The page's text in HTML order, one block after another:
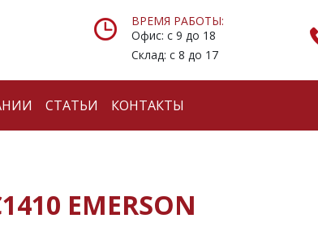
ВРЕМЯ РАБОТЫ:
Офис: с 9 до 18
Склад: с 8 до 17
СТАТЬИ КОНТАКТЫ
EMERSON